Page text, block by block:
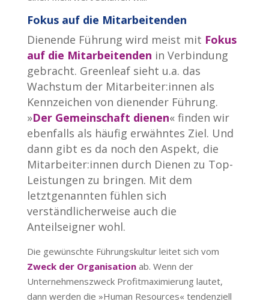
Fokus auf die Mitarbeitenden
Dienende Führung wird meist mit Fokus
auf die Mitarbeitenden in Verbindung
gebracht. Greenleaf sieht u.a. das
Wachstum der Mitarbeiter:innen als
Kennzeichen von dienender Führung.
»Der Gemeinschaft dienen« finden wir
ebenfalls als häufig erwähntes Ziel. Und
dann gibt es da noch den Aspekt, die
Mitarbeiter:innen durch Dienen zu Top-
Leistungen zu bringen. Mit dem
letztgenannten fühlen sich
verständlicherweise auch die
Anteilseigner wohl.
Die gewünschte Führungskultur leitet sich vom
Zweck der Organisationab. Wenn der
Unternehmenszweck Profitmaximierung lautet,
dann werden die »Human Resources« tendenziell